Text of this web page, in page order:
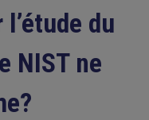
du
NIST ne